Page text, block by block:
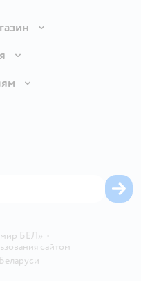
файлов cookie
БЕЛ» •
сайтом
Беларуси